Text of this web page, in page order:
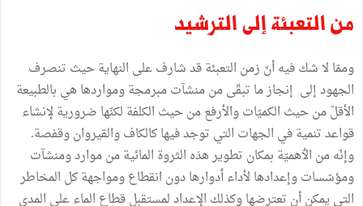
من التعبئة إلى الترشيد
وممّا لاشكفيهأنّ زمن التعبئةقدشارفعلى النهايةحيث تنصرف
الجهودإلى إنجازما تبقّىمنمنشآتمبرمجةومواردها هي بالطبيعة
الأقلّمنحيث الكميّاتوالأرفعمنحيث الكلفة لكنّها ضرورية لإنشاء
قواعدتنميةفي الجهات التي توجدفيهاكالكافوالقيروانوقفصة.
وإنّهمن الٲهميّة بمكان تطويرهذه الثروة المائيةمنمواردومنشآت
ومؤسّساتوإعدادها لأداءٲدوارهادون انقطاعومواجهةكل المخاطر
التي يمكنأن تعترضهاوكذلك الإعدادلمستقبلقطاع الماءعلى المدى